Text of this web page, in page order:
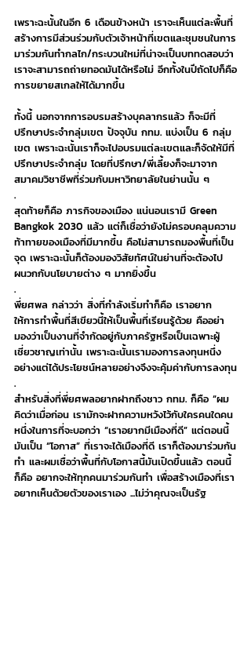
เพราะฉะนั้นในอีก 6 เดือนข้างหน้า เราจะเห็นแต่ละพื้นที่
สร้างการมีส่วนร่วมกับตัวเจ้าหน้าที่เขตและชุมชนในการ
มาร่วมกันทำกลไก/กระบวนใหม่ที่น่าจะเป็นบททดสอบว่า
เราจะสามารถถ่ายทอดมันได้หรือไม่ อีกทั้งในปีถัดไปก็คือ
การขยายสเกลให้ได้มากขึ้น
ทั้งนี้ นอกจากการอบรมสร้างบุคลากรแล้ว ก็จะมีที่
ปรึกษาประจำกลุ่มเขต ปัจจุบัน กทม. แบ่งเป็น 6 กลุ่ม
เขต เพราะฉะนั้นเราก็จะไปอบรมแต่ละเขตและก็จัดให้มีที่
ปรึกษาประจำกลุ่ม โดยที่ปรึกษา/พี่เลี้ยงก็จะมาจาก
สมาคมวิชาชีพที่ร่วมกับมหาวิทยาลัยในย่านนั้น ๆ
.
สุดท้ายก็คือ ภารกิจของเมือง แน่นอนเรามี Green
Bangkok 2030 แล้ว แต่ก็เชื่อว่ายังไม่ครอบคลุมความ
ท้าทายของเมืองที่มีมากขึ้น คือไม่สามารถมองพื้นที่เป็น
จุด เพราะฉะนั้นก็ต้องมองวิสัยทัศน์ในย่านที่จะต้องไป
ผนวกกับนโยบายต่าง ๆ มากยิ่งขึ้น
.
พี่ยศพล กล่าวว่า สิ่งที่กำลังเริ่มทำก็คือ เราอยาก
ให้การทำพื้นที่สีเขียวนี้ให้เป็นพื้นที่เรียนรู้ด้วย คืออย่า
มองว่าเป็นงานที่จำกัดอยู่กับภาครัฐหรือเป็นเฉพาะผู้
เชี่ยวชาญเท่านั้น เพราะฉะนั้นเรามองการลงทุนหนึ่ง
อย่างแต่ได้ประโยชน์หลายอย่างจึงจะคุ้มค่ากับการลงทุน
.
สำหรับสิ่งที่พี่ยศพลอยากฝากถึงชาว กทม. ก็คือ “ผม
คิดว่าเมื่อก่อน เรามักจะฝากความหวังไว้กับใครคนใดคน
หนึ่งในการที่จะบอกว่า “เราอยากมีเมืองที่ดี” แต่ตอนนี้
มันเป็น “โอกาส” ที่เราจะได้เมืองที่ดี เราก็ต้องมาร่วมกัน
ทำ และผมเชื่อว่าพื้นที่กับโอกาสนี้มันเปิดขึ้นแล้ว ตอนนี้
ก็คือ อยากจะให้ทุกคนมาร่วมกันทำ เพื่อสร้างเมืองที่เรา
อยากเห็นด้วยตัวของเราเอง ...ไม่ว่าคุณจะเป็นรัฐ